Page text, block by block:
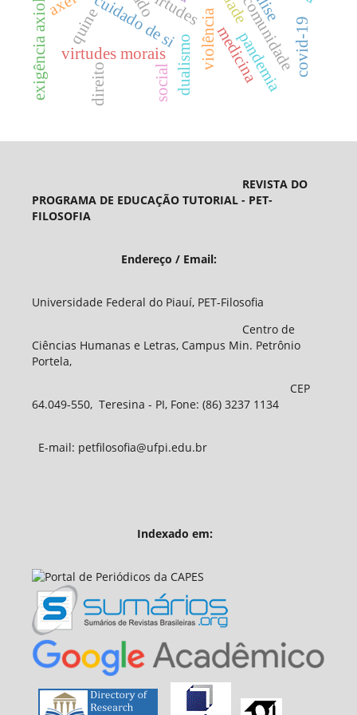
cuidado de si violência comunidade
virtudes morais medicina
dualismo
exigência axiológica pandemiacovid-19
social
quine
direito
REVISTA DO
PROGRAMA DE EDUCAÇÃO TUTORIAL - PET-
FILOSOFIA
Endereço / Email:
Universidade Federal do Piauí, PET-Filosofia
Centro de
Ciências Humanas e Letras, Campus Min. Petrônio
Portela,
CEP
64.049-550, Teresina - PI, Fone: (86) 3237 1134
E-mail: petfilosofia@ufpi.edu.br
Indexado em: